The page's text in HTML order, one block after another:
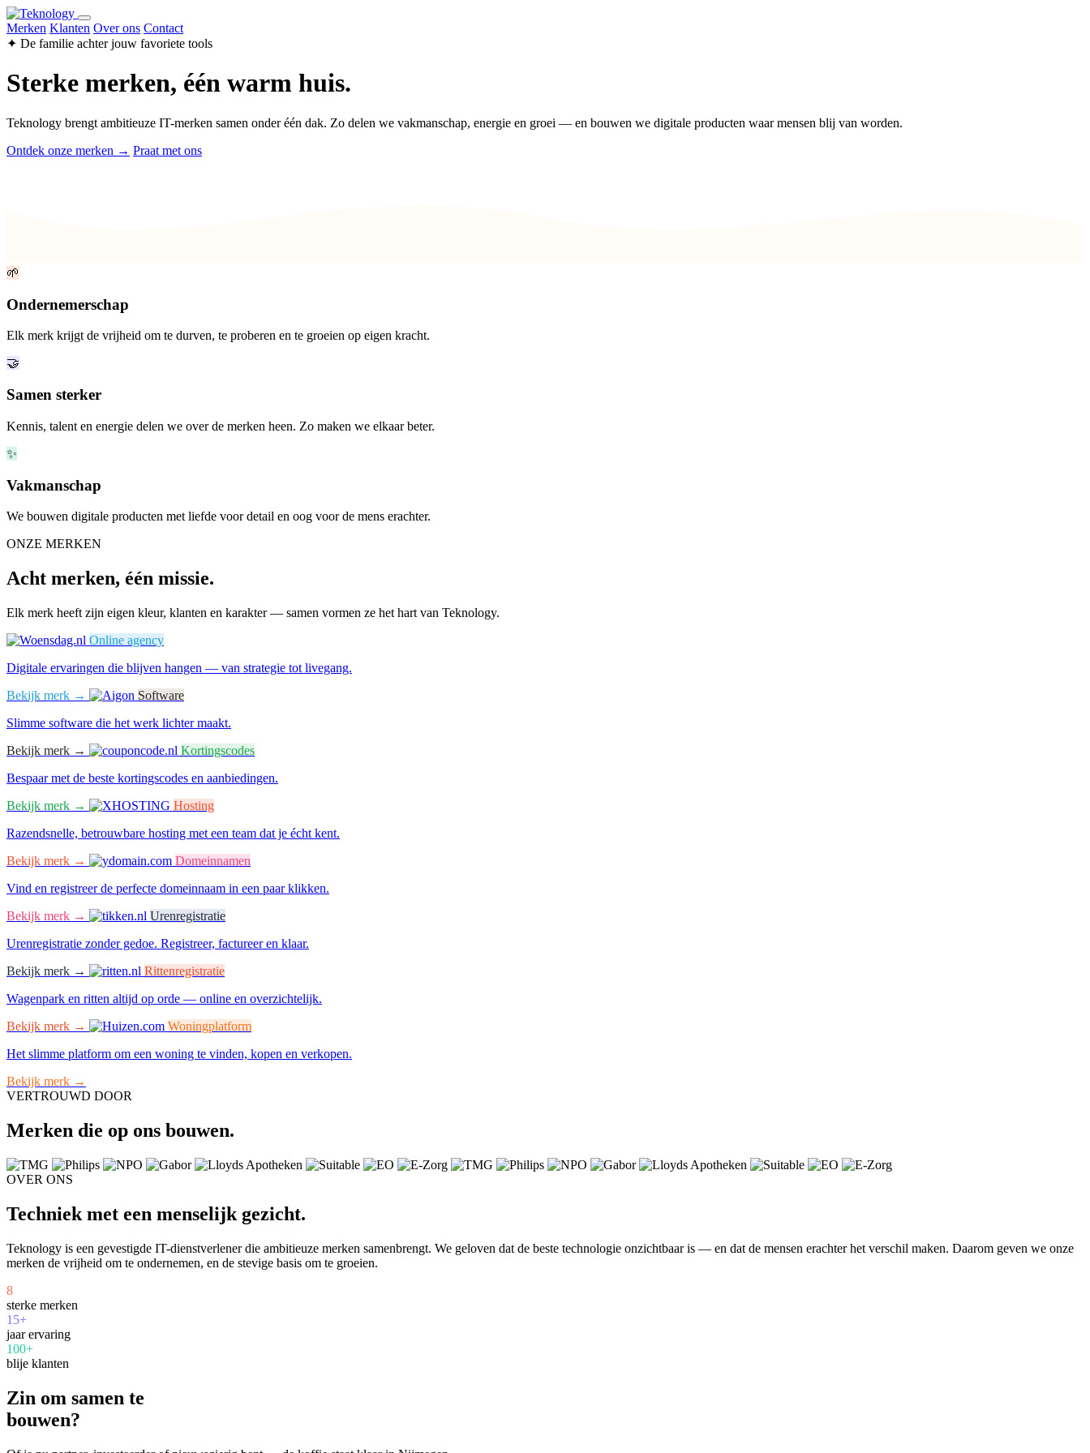
Merken Klanten Over ons Contact
✦ De familie achter jouw favoriete tools
Sterke merken, één warm huis.
Teknology brengt ambitieuze IT-merken samen onder één dak. Zo delen we vakmanschap, energie en groei — en bouwen we digitale producten waar mensen blij van worden.
Ontdek onze merken → Praat met ons
🌱
Ondernemerschap
Elk merk krijgt de vrijheid om te durven, te proberen en te groeien op eigen kracht.
🤝
Samen sterker
Kennis, talent en energie delen we over de merken heen. Zo maken we elkaar beter.
✨
Vakmanschap
We bouwen digitale producten met liefde voor detail en oog voor de mens erachter.
ONZE MERKEN
Acht merken, één missie.
Elk merk heeft zijn eigen kleur, klanten en karakter — samen vormen ze het hart van Teknology.
Online agency
Digitale ervaringen die blijven hangen — van strategie tot livegang.
Bekijk merk →
Software
Slimme software die het werk lichter maakt.
Bekijk merk →
Kortingscodes
Bespaar met de beste kortingscodes en aanbiedingen.
Bekijk merk →
Hosting
Razendsnelle, betrouwbare hosting met een team dat je écht kent.
Bekijk merk →
Domeinnamen
Vind en registreer de perfecte domeinnaam in een paar klikken.
Bekijk merk →
Urenregistratie
Urenregistratie zonder gedoe. Registreer, factureer en klaar.
Bekijk merk →
Rittenregistratie
Wagenpark en ritten altijd op orde — online en overzichtelijk.
Bekijk merk →
Woningplatform
Het slimme platform om een woning te vinden, kopen en verkopen.
Bekijk merk →
VERTROUWD DOOR
Merken die op ons bouwen.
OVER ONS
Techniek met een menselijk gezicht.
Teknology is een gevestigde IT-dienstverlener die ambitieuze merken samenbrengt. We geloven dat de beste technologie onzichtbaar is — en dat de mensen erachter het verschil maken. Daarom geven we onze
merken de vrijheid om te ondernemen, en de stevige basis om te groeien.
8
sterke merken
15+
jaar ervaring
100+
blije klanten
Zin om samen te
bouwen?